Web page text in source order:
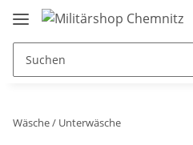
Wäsche / Unterwäsche